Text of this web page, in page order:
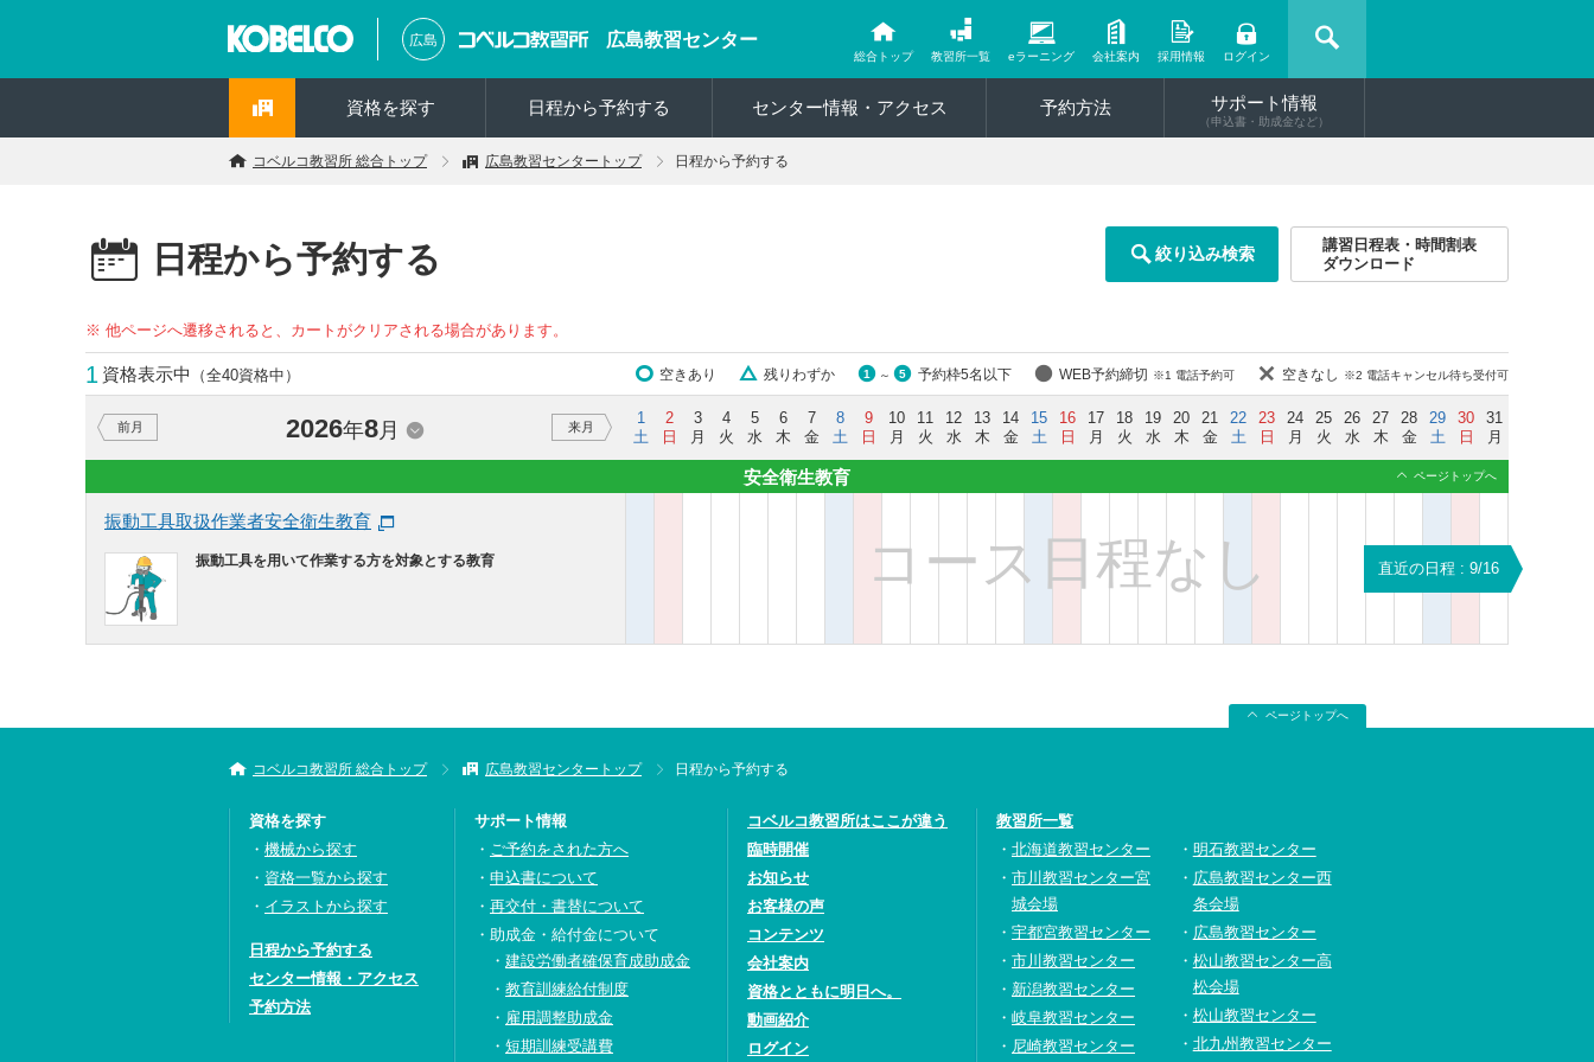
広島 広島教習センター
総合トップ 教習所一覧 eラーニング 会社案内 採用情報 ログイン
資格を探す 日程から予約する センター情報・アクセス 予約方法 サポート情報
（申込書・助成金など）
コベルコ教習所 総合トップ 広島教習センタートップ 日程から予約する
日程から予約する 絞り込み検索
講習日程表・時間割表
ダウンロード
※ 他ページへ遷移されると、カートがクリアされる場合があります。
1 資格表示中 （全40資格中） 空きあり 残りわずか 1 ～ 5 予約枠5名以下 WEB予約締切 ※1 電話予約可 空きなし ※2 電話キャンセル待ち受付可
前月 2026年8月 来月
1
土
2
日
3
月
4
火
5
水
6
木
7
金
8
土
9
日
10
月
11
火
12
水
13
木
14
金
15
土
16
日
17
月
18
火
19
水
20
木
21
金
22
土
23
日
24
月
25
火
26
水
27
木
28
金
29
土
30
日
31
月
安全衛生教育 ページトップへ
振動工具取扱作業者安全衛生教育
振動工具を用いて作業する方を対象とする教育 コース日程なし 直近の日程 : 9/16
ページトップへ
コベルコ教習所 総合トップ 広島教習センタートップ 日程から予約する
資格を探す
機械から探す
資格一覧から探す
イラストから探す
日程から予約する
センター情報・アクセス
予約方法
サポート情報
ご予約をされた方へ
申込書について
再交付・書替について
助成金・給付金について
建設労働者確保育成助成金
教育訓練給付制度
雇用調整助成金
短期訓練受講費
コベルコ教習所はここが違う
臨時開催
お知らせ
お客様の声
コンテンツ
会社案内
資格とともに明日へ。
動画紹介
ログイン
教習所一覧
北海道教習センター
市川教習センター宮
城会場
宇都宮教習センター
市川教習センター
新潟教習センター
岐阜教習センター
尼崎教習センター
明石教習センター
広島教習センター西
条会場
広島教習センター
松山教習センター高
松会場
松山教習センター
北九州教習センター